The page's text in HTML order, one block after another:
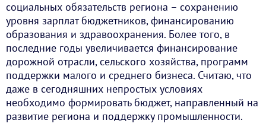
социальных обязательств региона – сохранению
уровня зарплат бюджетников, финансированию
образования и здравоохранения. Более того, в
последние годы увеличивается финансирование
дорожной отрасли, сельского хозяйства, программ
поддержки малого и среднего бизнеса. Считаю, что
даже в сегодняшних непростых условиях
необходимо формировать бюджет, направленный на
развитие региона и поддержку промышленности.